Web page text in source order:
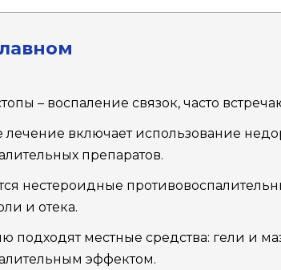
– воспаление связок, часто
включает использование
препаратов.
нестероидные
и отека.
подходят местные средства: гели и
эффектом.